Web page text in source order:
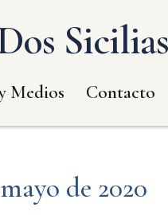
Sicilias
Medios Contacto
de 2020